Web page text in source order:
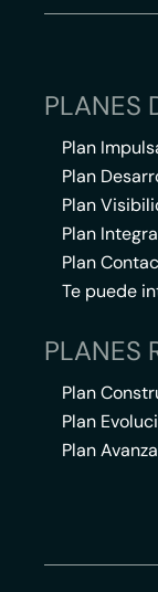
PLANES
Plan
Plan
Plan
Plan
Plan
Te puede
PLANES
Plan
Plan
Plan